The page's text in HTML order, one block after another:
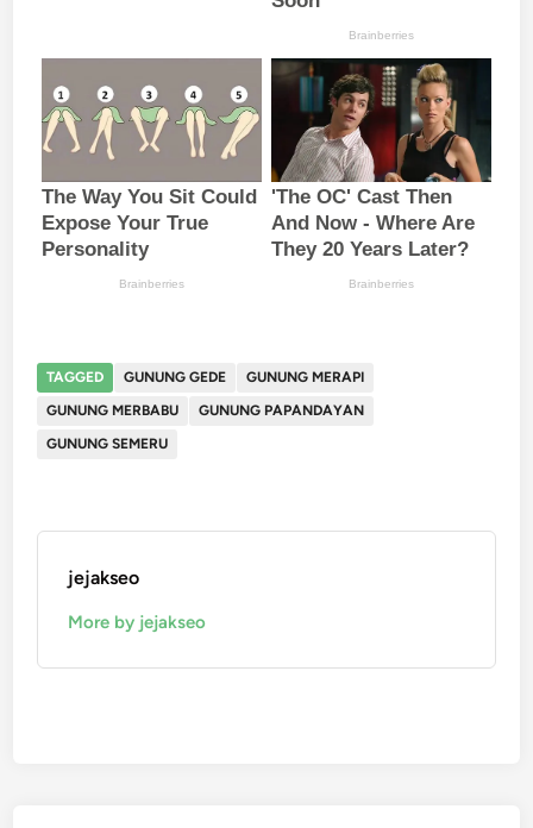
TAGGED GUNUNG GEDE
GUNUNG MERAPI
GUNUNG MERBABU
GUNUNG PAPANDAYAN
GUNUNG SEMERU
jejakseo
More by jejakseo